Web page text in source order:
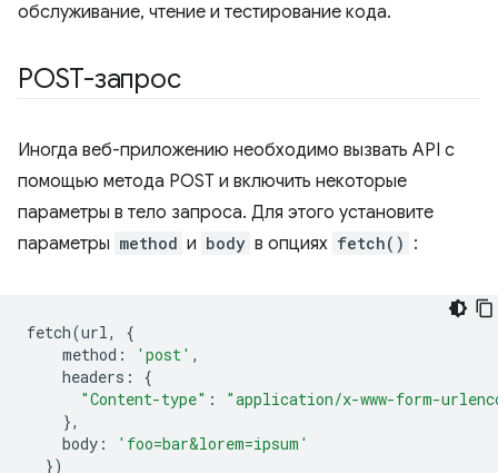
обслуживание, чтение и тестирование кода.
POST-запрос
Иногда веб-приложению необходимо вызвать API с
помощью метода POST и включить некоторые
параметры в тело запроса. Для этого установите
параметры method и body в опциях fetch() :
fetch(url,
{
method : 'post' ,
headers :
{
"Content-type" :
"application/x-www-form-
},
body :
'foo=bar&lorem=ipsum'
})